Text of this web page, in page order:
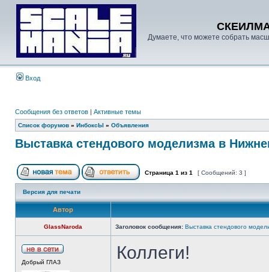
Думаете, что можете собрать
Вход
Сообщения без ответов | Активные темы
Список форумов » ИнбоксЫ » Объявления
Выставка стендового моделизма в
Страница 1 из 1 [ Сообщений: 3 ]
Версия для печати
Автор
GlassNaroda Заголовок сообщения: Выставка стендового
Добрый ГЛАЗ Коллеги!